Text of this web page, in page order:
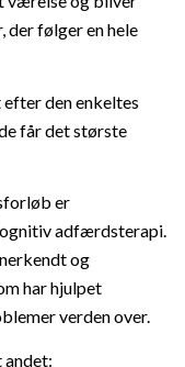
der følger en hele
den enkeltes
får det største
er
adfærdsterapi.
og
har hjulpet
verden over.